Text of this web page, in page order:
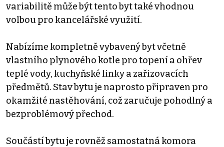
variabilitě může být tento byt také vhodnou
volbou pro kancelářské využití.
Nabízíme kompletně vybavený byt včetně
vlastního plynového kotle pro topení a ohřev
teplé vody, kuchyňské linky a zařizovacích
předmětů. Stav bytu je naprosto připraven pro
okamžité nastěhování, což zaručuje pohodlný a
bezproblémový přechod.
Součástí bytu je rovněž samostatná komora